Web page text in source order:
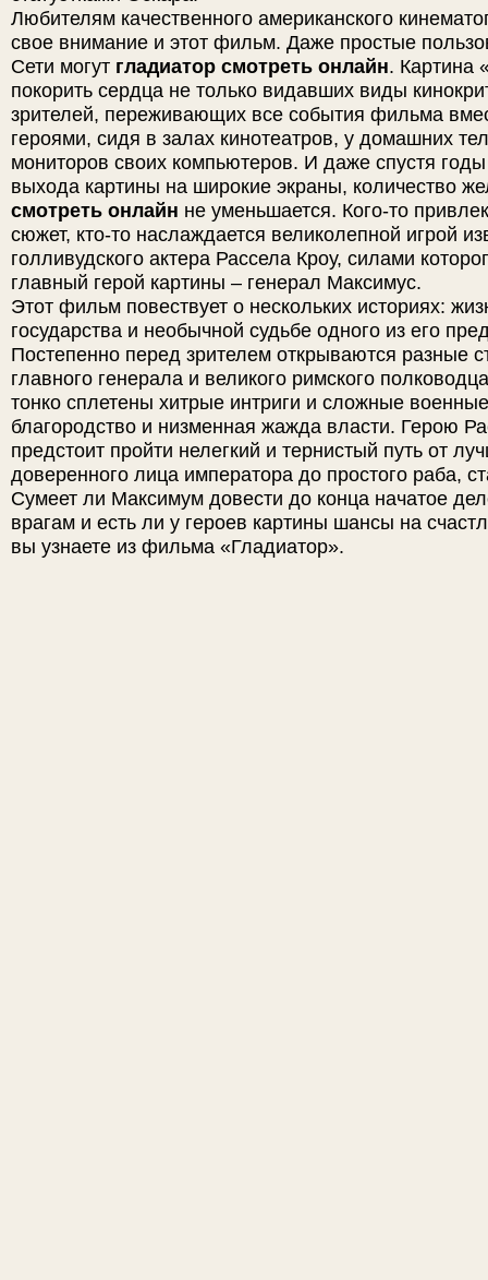
Любителям качественного американского
свое внимание и этот фильм. Даже простые
Сети могут гладиатор смотреть онлайн. Картина
покорить сердца не только видавших виды
зрителей, переживающих все события фильма
героями, сидя в залах кинотеатров, у домашних
мониторов своих компьютеров. И даже спустя
выхода картины на широкие экраны, количество
смотреть онлайн не уменьшается. Кого-то
сюжет, кто-то наслаждается великолепной игрой
голливудского актера Рассела Кроу, силами
главный герой картины – генерал Максимус.
Этот фильм повествует о нескольких историях:
государства и необычной судьбе одного из его
Постепенно перед зрителем открываются разные
главного генерала и великого римского
тонко сплетены хитрые интриги и сложные
благородство и низменная жажда власти. Герою
предстоит пройти нелегкий и тернистый путь от
доверенного лица императора до простого раба,
Сумеет ли Максимум довести до конца начатое
врагам и есть ли у героев картины шансы на
вы узнаете из фильма «Гладиатор».